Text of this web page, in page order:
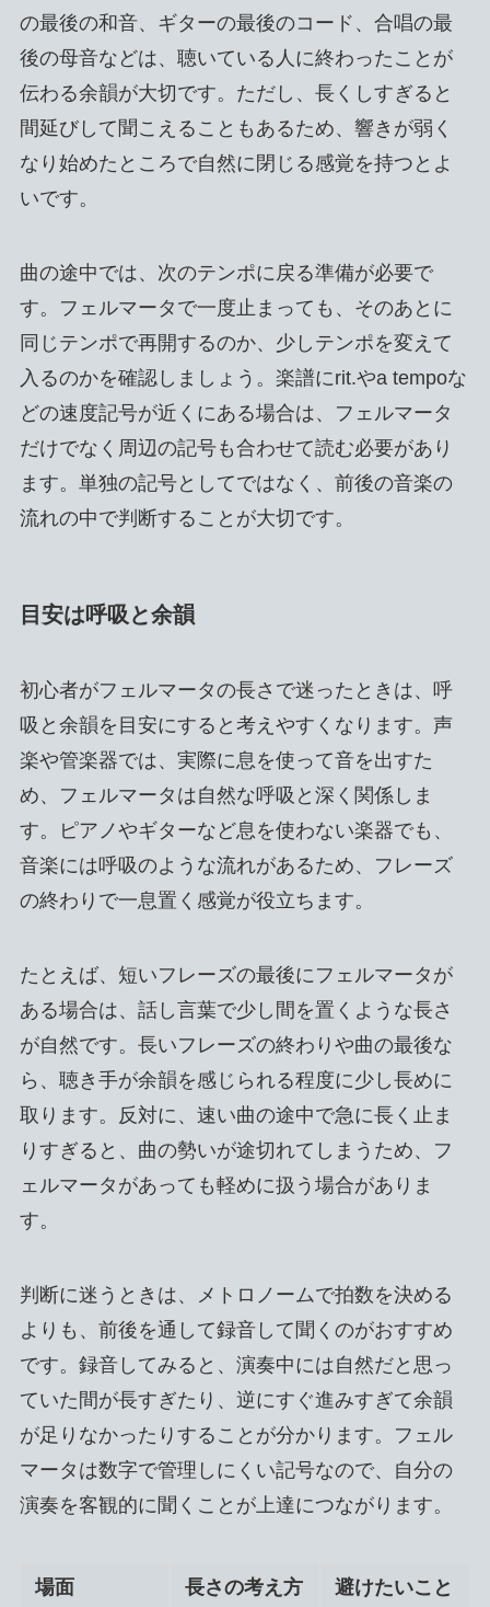
の最後の和音、ギターの最後のコード、合唱の最
後の母音などは、聴いている人に終わったことが
伝わる余韻が大切です。ただし、長くしすぎると
間延びして聞こえることもあるため、響きが弱く
なり始めたところで自然に閉じる感覚を持つとよ
いです。
曲の途中では、次のテンポに戻る準備が必要で
す。フェルマータで一度止まっても、そのあとに
同じテンポで再開するのか、少しテンポを変えて
入るのかを確認しましょう。楽譜にrit.やa tempoな
どの速度記号が近くにある場合は、フェルマータ
だけでなく周辺の記号も合わせて読む必要があり
ます。単独の記号としてではなく、前後の音楽の
流れの中で判断することが大切です。
目安は呼吸と余韻
初心者がフェルマータの長さで迷ったときは、呼
吸と余韻を目安にすると考えやすくなります。声
楽や管楽器では、実際に息を使って音を出すた
め、フェルマータは自然な呼吸と深く関係しま
す。ピアノやギターなど息を使わない楽器でも、
音楽には呼吸のような流れがあるため、フレーズ
の終わりで一息置く感覚が役立ちます。
たとえば、短いフレーズの最後にフェルマータが
ある場合は、話し言葉で少し間を置くような長さ
が自然です。長いフレーズの終わりや曲の最後な
ら、聴き手が余韻を感じられる程度に少し長めに
取ります。反対に、速い曲の途中で急に長く止ま
りすぎると、曲の勢いが途切れてしまうため、フ
ェルマータがあっても軽めに扱う場合がありま
す。
判断に迷うときは、メトロノームで拍数を決める
よりも、前後を通して録音して聞くのがおすすめ
です。録音してみると、演奏中には自然だと思っ
ていた間が長すぎたり、逆にすぐ進みすぎて余韻
が足りなかったりすることが分かります。フェル
マータは数字で管理しにくい記号なので、自分の
演奏を客観的に聞くことが上達につながります。
場面 長さの考え方 避けたいこと